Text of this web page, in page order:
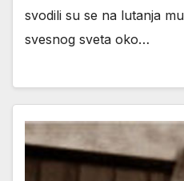
svodili su se na lutanja
svesnog sveta oko…